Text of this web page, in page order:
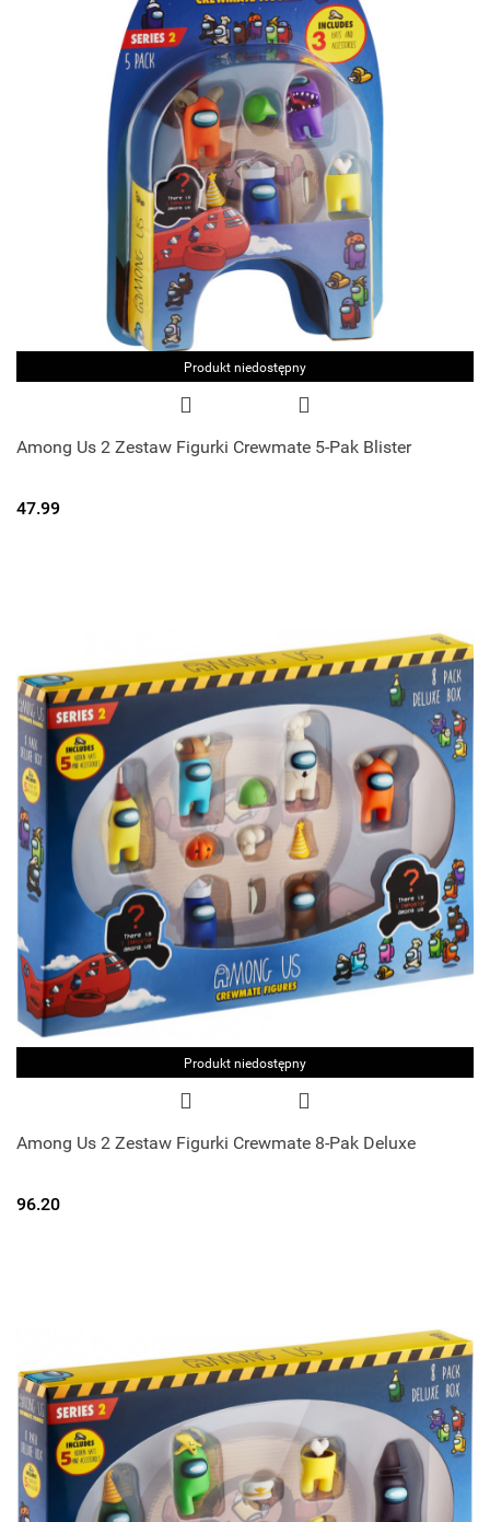
Produkt niedostępny
Among Us 2 Zestaw Figurki Crewmate 5-Pak Blister
47.99
Produkt niedostępny
Among Us 2 Zestaw Figurki Crewmate 8-Pak Deluxe
96.20